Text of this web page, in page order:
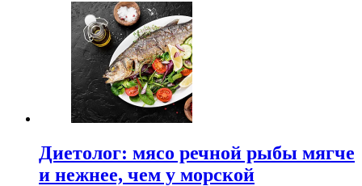
Диетолог: мясо речной рыбы мягче
и нежнее, чем у морской